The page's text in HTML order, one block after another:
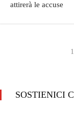
attirerà le accuse
1
SOSTIENICI